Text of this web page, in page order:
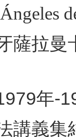
Ángeles
薩拉曼
年-
講義集